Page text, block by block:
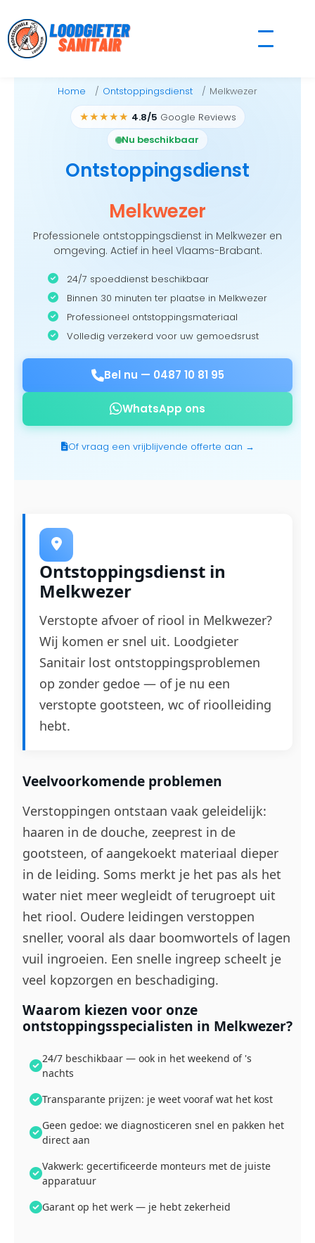
to
content
Home Ontstoppingsdienst Melkwezer
★★★★★ 4.8/5 Google Reviews
Nu beschikbaar
Ontstoppingsdienst
Melkwezer
Professionele ontstoppingsdienst in Melkwezer en
omgeving. Actief in heel Vlaams-Brabant.
24/7 spoeddienst beschikbaar
Binnen 30 minuten ter plaatse in Melkwezer
Professioneel ontstoppingsmateriaal
Volledig verzekerd voor uw gemoedsrust
Bel nu — 0487 10 81 95
WhatsApp ons
Of vraag een vrijblijvende offerte aan →
Ontstoppingsdienst in
Melkwezer
Verstopte afvoer of riool in Melkwezer?
Wij komen er snel uit. Loodgieter
Sanitair lost ontstoppingsproblemen
op zonder gedoe — of je nu een
verstopte gootsteen, wc of rioolleiding
hebt.
Veelvoorkomende problemen
Verstoppingen ontstaan vaak geleidelijk:
haaren in de douche, zeeprest in de
gootsteen, of aangekoekt materiaal dieper
in de leiding. Soms merkt je het pas als het
water niet meer wegleidt of terugroept uit
het riool. Oudere leidingen verstoppen
sneller, vooral als daar boomwortels of lagen
vuil ingroeien. Een snelle ingreep scheelt je
veel kopzorgen en beschadiging.
Waarom kiezen voor onze
ontstoppingsspecialisten in Melkwezer?
24/7 beschikbaar — ook in het weekend of 's
nachts
Transparante prijzen: je weet vooraf wat het kost
Geen gedoe: we diagnosticeren snel en pakken het
direct aan
Vakwerk: gecertificeerde monteurs met de juiste
apparatuur
Garant op het werk — je hebt zekerheid